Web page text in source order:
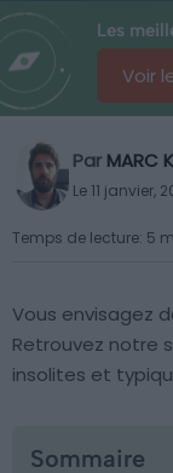
Les
Voir
Par MARC
Le 11 janvier,
Temps de lecture: 5
Vous envisagez
Retrouvez notre
insolites et
Sommaire